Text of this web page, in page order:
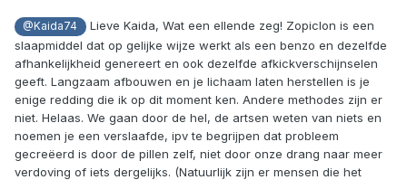
@Kaida74
Lieve Kaida, Wat een ellende zeg! Zopiclon is een
slaapmiddel dat op gelijke wijze werkt als een benzo en dezelfde
afhankelijkheid genereert en ook dezelfde afkickverschijnselen
geeft. Langzaam afbouwen en je lichaam laten herstellen is je
enige redding die ik op dit moment ken. Andere methodes zijn er
niet. Helaas. We gaan door de hel, de artsen weten van niets en
noemen je een verslaafde, ipv te begrijpen dat probleem
gecreëerd is door de pillen zelf, niet door onze drang naar meer
verdoving of iets dergelijks. (Natuurlijk zijn er mensen die het